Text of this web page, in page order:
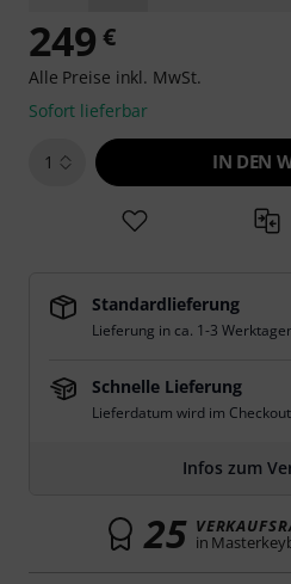
249 €
Alle Preise inkl. MwSt.
Sofort lieferbar
1 IN DEN
Standardlieferung
Lieferung in ca. 1-3
Schnelle Lieferung
Lieferdatum wird im
Infos zum
25 in